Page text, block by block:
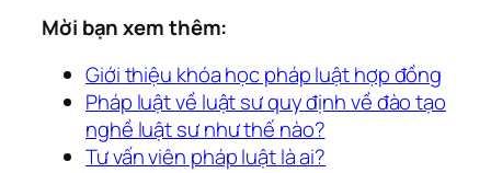
Mời bạn xem thêm:
Giới thiệu khóa học pháp luật hợp đồng
Pháp luật về luật sư quy định về đào tạo
nghề luật sư như thế nào?
Tư vấn viên pháp luật là ai?